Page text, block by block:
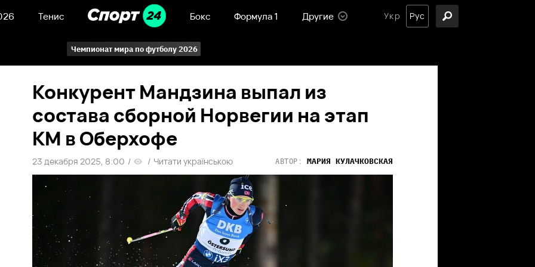
Тенис Бокс Формула 1 Другие Укр Рус
Чемпионат мира по футболу 2026
Конкурент Мандзина выпал из
состава сборной Норвегии на этап
КМ в Оберхофе
23 декабря 2025, 8:00 / / Читати українською АВТОР: МАРИЯ КУЛАЧКОВСКАЯ